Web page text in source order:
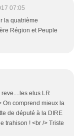
07:05
la quatrième
Région et Peuple
elus LR
On comprend mieux la
de député à la DIRE
trahison ! <br /> Triste